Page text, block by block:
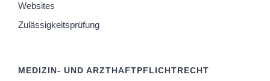
Websites
Zulässigkeitsprüfung
MEDIZIN- UND ARZTHAFTPFLICHTRECHT